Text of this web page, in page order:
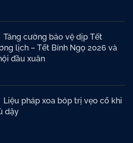
Tăng cường bảo vệ dịp Tết
lịch – Tết Bính Ngọ 2026 và
đầu xuân
Liệu pháp xoa bóp trị vẹo cổ khi
dậy